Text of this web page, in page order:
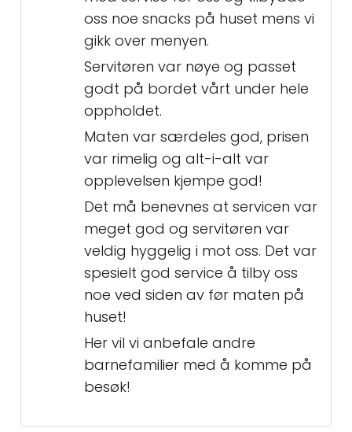
oss noe snacks på huset mens vi
gikk over menyen.
Servitøren var nøye og passet
godt på bordet vårt under hele
oppholdet.
Maten var særdeles god, prisen
var rimelig og alt-i-alt var
opplevelsen kjempe god!
Det må benevnes at servicen var
meget god og servitøren var
veldig hyggelig i mot oss. Det var
spesielt god service å tilby oss
noe ved siden av før maten på
huset!
Her vil vi anbefale andre
barnefamilier med å komme på
besøk!